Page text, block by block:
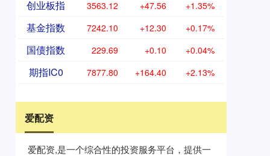
创业板指 3563.12 +47.56 +1.35%
基金指数 7242.10 +12.30 +0.17%
国债指数 229.69 +0.10 +0.04%
期指IC0 7877.80 +164.40 +2.13%
爱配资
爱配资,是一个综合性的投资服务平台，提供一